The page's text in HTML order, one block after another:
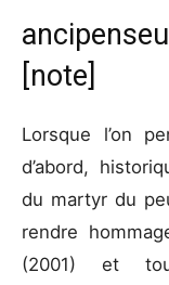
[note]
Lorsque l’on
d’abord,
du martyr du
rendre
(2001) et